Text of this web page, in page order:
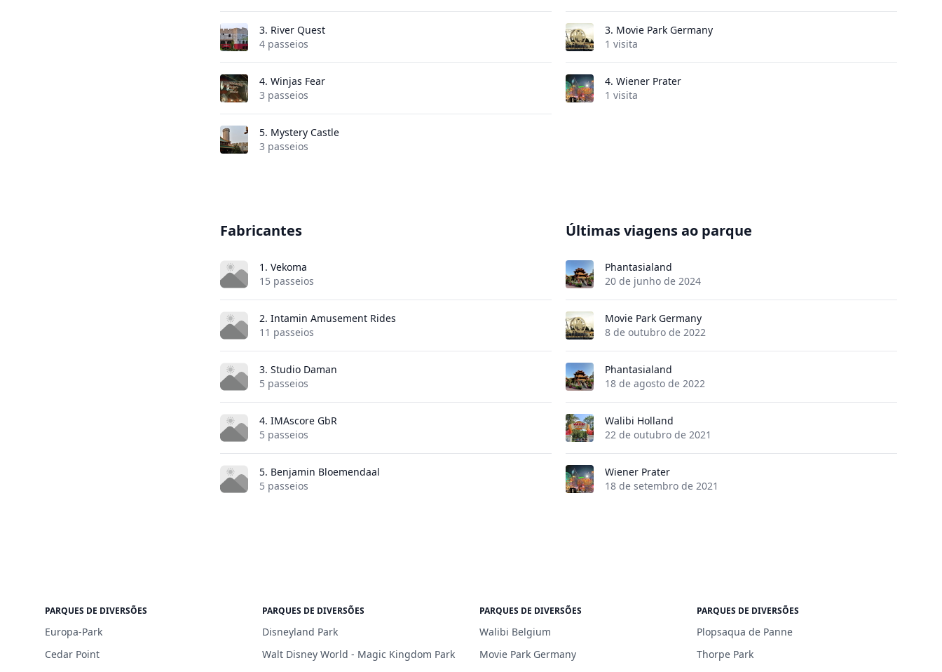
3. River Quest
4 passeios
4. Winjas Fear
3 passeios
5. Mystery Castle
3 passeios
3. Movie Park Germany
1 visita
4. Wiener Prater
1 visita
Fabricantes
1. Vekoma
15 passeios
2. Intamin Amusement Rides
11 passeios
3. Studio Daman
5 passeios
4. IMAscore GbR
5 passeios
5. Benjamin Bloemendaal
5 passeios
Últimas viagens ao parque
Phantasialand
20 de junho de 2024
Movie Park Germany
8 de outubro de 2022
Phantasialand
18 de agosto de 2022
Walibi Holland
22 de outubro de 2021
Wiener Prater
18 de setembro de 2021
PARQUES DE DIVERSÕES
Europa-Park
Cedar Point
PARQUES DE DIVERSÕES
Disneyland Park
Walt Disney World - Magic Kingdom Park
PARQUES DE DIVERSÕES
Walibi Belgium
Movie Park Germany
PARQUES DE DIVERSÕES
Plopsaqua de Panne
Thorpe Park